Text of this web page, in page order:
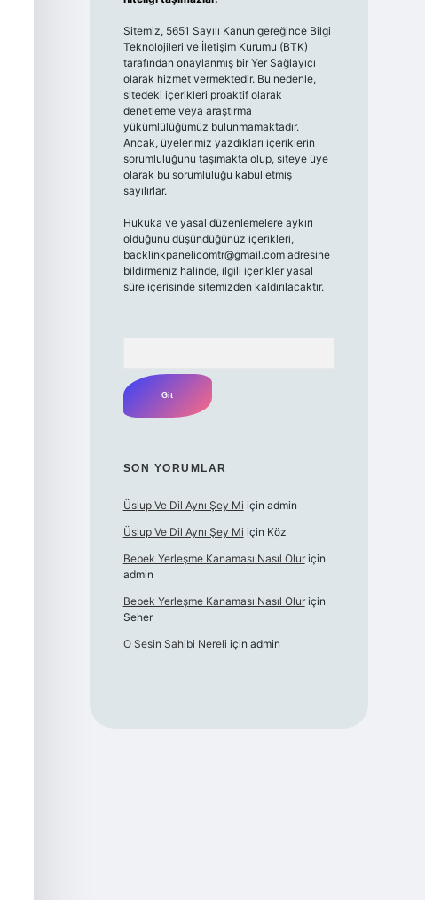
Sitemiz, 5651 Sayılı Kanun gereğince Bilgi
Teknolojileri ve İletişim Kurumu (BTK)
tarafından onaylanmış bir Yer Sağlayıcı
olarak hizmet vermektedir. Bu nedenle,
sitedeki içerikleri proaktif olarak
denetleme veya araştırma
yükümlülüğümüz bulunmamaktadır.
Ancak, üyelerimiz yazdıkları içeriklerin
sorumluluğunu taşımakta olup, siteye üye
olarak bu sorumluluğu kabul etmiş
sayılırlar.
Hukuka ve yasal düzenlemelere aykırı
olduğunu düşündüğünüz içerikleri,
backlinkpanelicomtr@gmail.comadresine
bildirmeniz halinde, ilgili içerikler yasal
süre içerisinde sitemizden kaldırılacaktır.
SON YORUMLAR
Üslup Ve Dil Aynı Şey Mi için admin
Üslup Ve Dil Aynı Şey Mi için Köz
Bebek Yerleşme Kanaması Nasıl Oluriçin
admin
Bebek Yerleşme Kanaması Nasıl Oluriçin
Seher
O Sesin Sahibi Nereli için admin